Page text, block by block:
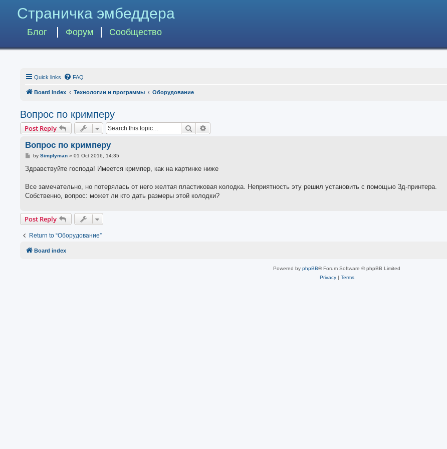
Страничка эмбеддера
Блог Форум Сообщество
Quick links FAQ
Board index Технологии и программы Оборудование
Вопрос по кримперу
Post Reply Search
Вопрос по кримперу
P
s
t
by Simplyman» 01 Oct 2016, 14:35
Здравствуйте господа! Имеется кримпер, как на картинке ниже
Все замечательно, но потерялась от него желтая пластиковая колодка. Неприятность эту решил установить с помощью 3д-принтера.
Собственно, вопрос: может ли кто дать размеры этой колодки?
Post Reply
Return to “Оборудование”
Board index
Powered by phpBB® Forum Software © phpBB Limited
Privacy| Terms